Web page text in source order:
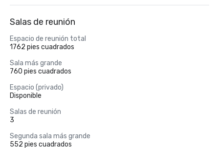
Salas de reunión
Espacio de reunión total
1762 pies cuadrados
Sala más grande
760 pies cuadrados
Espacio (privado)
Disponible
Salas de reunión
3
Segunda sala más grande
552 pies cuadrados